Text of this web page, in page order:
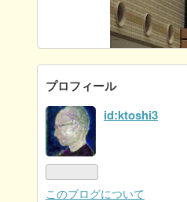
プロフィール
id:ktoshi3
このブログについて